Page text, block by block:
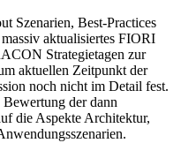
Szenarien, Best-Practices
aktualisiertes FIORI
Strategietagen zur
aktuellen Zeitpunkt der
noch nicht im Detail fest.
der dann
die Aspekte Architektur,